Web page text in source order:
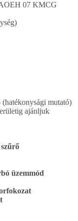
07 KMCG
(hatékonysági mutató)
ajánljuk
üzemmód